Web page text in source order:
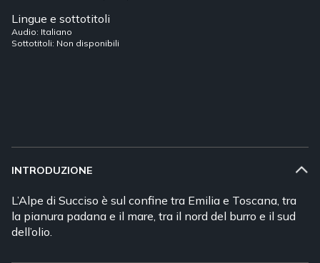
Lingue e sottotitoli
Audio: Italiano
Sottotitoli: Non disponibili
INTRODUZIONE
L’Alpe di Succiso è sul confine tra Emilia e Toscana, tra
la pianura padana e il mare, tra il nord del burro e il sud
dell’olio.